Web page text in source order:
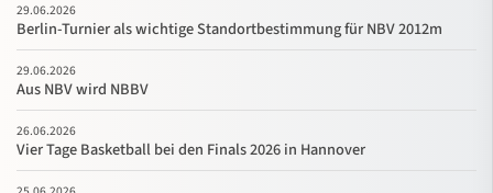
29.06.2026
Berlin-Turnier als wichtige Standortbestimmung für NBV 2012m
29.06.2026
Aus NBV wird NBBV
26.06.2026
Vier Tage Basketball bei den Finals 2026 in Hannover